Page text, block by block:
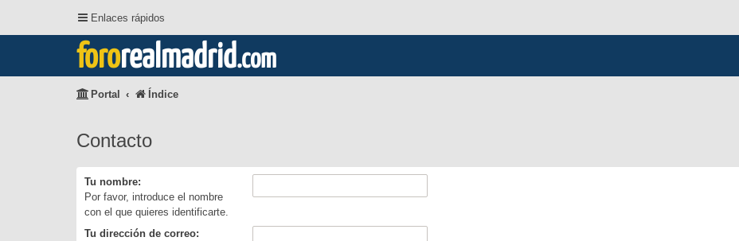
Enlaces rápidos
fororealmadrid.com
Portal Índice
Contacto
Tu nombre:
Por favor, introduce el nombre
con el que quieres identificarte.
Tu dirección de correo: